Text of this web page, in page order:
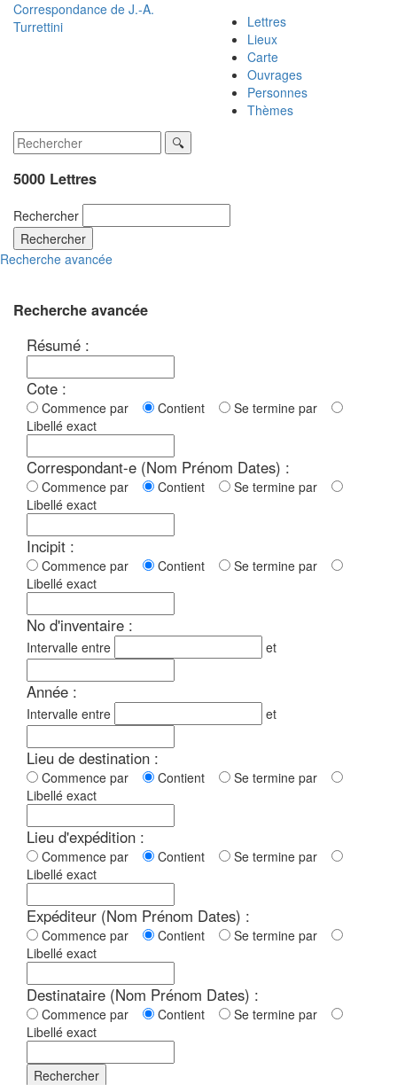
Correspondance de J.-A.
Turrettini
Lettres
Lieux
Carte
Ouvrages
Personnes
Thèmes
5000 Lettres
Rechercher
Rechercher
Recherche avancée
Recherche avancée
Résumé :
Cote :
Commence par Contient
Se termine par
Libellé exact
Correspondant-e (Nom Prénom Dates) :
Commence par Contient
Se termine par
Libellé exact
Incipit :
Commence par Contient
Se termine par
Libellé exact
No d'inventaire :
Intervalle entre et
Année :
Intervalle entre et
Lieu de destination :
Commence par Contient
Se termine par
Libellé exact
Lieu d'expédition :
Commence par Contient
Se termine par
Libellé exact
Expéditeur (Nom Prénom Dates) :
Commence par Contient
Se termine par
Libellé exact
Destinataire (Nom Prénom Dates) :
Commence par Contient
Se termine par
Libellé exact
Rechercher